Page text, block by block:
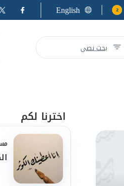
2
English
بحث نصي
اخترنا لكم